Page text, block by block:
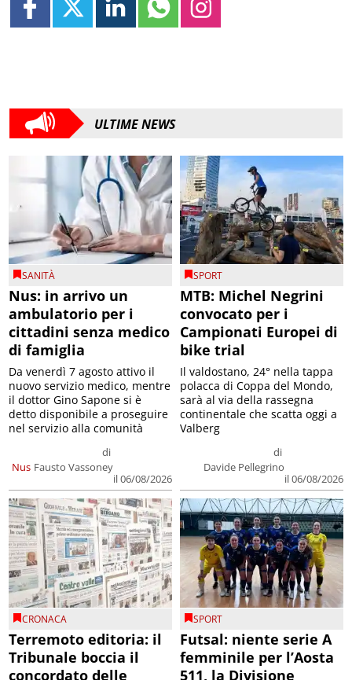
ULTIME NEWS
SANITÀ
Nus: in arrivo un
ambulatorio per i
cittadini senza medico
di famiglia
Nus
di
Fausto Vassoney
il 06/08/2026
Da venerdì 7 agosto attivo il
nuovo servizio medico, mentre
il dottor Gino Sapone si è
detto disponibile a proseguire
nel servizio alla comunità
SPORT
MTB: Michel Negrini
convocato per i
Campionati Europei di
bike trial
di
Davide Pellegrino
il 06/08/2026
Il valdostano, 24° nella tappa
polacca di Coppa del Mondo,
sarà al via della rassegna
continentale che scatta oggi a
Valberg
CRONACA
Terremoto editoria: il
Tribunale boccia il
concordato delle
SPORT
Futsal: niente serie A
femminile per l’Aosta
511, la Divisione